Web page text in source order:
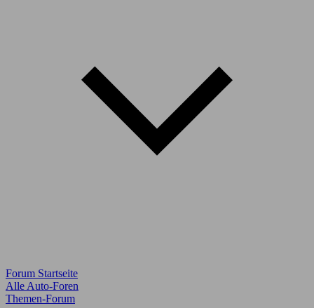
Forum Startseite
Alle Auto-Foren
Themen-Forum